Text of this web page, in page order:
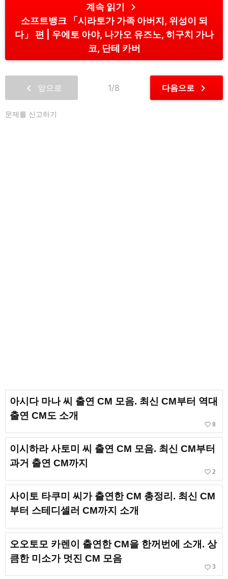
계속 읽기 chevron_right
소프트뱅크 「시라토가 가족 아버지, 위성이 되
다」 편
우에토 아야, 나가오 유즈노, 히구치 가나
코, 단테 카버
chevron_left 앞으로 1/8 다음으로 chevron_right
문제를 신고하기
아시다 마나 씨 출연 CM 모음. 최신 CM부터 역대
출연 CM도 소개
favorite_border 8
이시하라 사토미 씨 출연 CM 모음. 최신 CM부터
과거 출연 CM까지
favorite_border 2
사이토 타쿠미 씨가 출연한 CM 총정리. 최신 CM
부터 스테디셀러 CM까지 소개
오오토모 카렌이 출연한 CM을 한꺼번에 소개. 상
큼한 미소가 멋진 CM 모음
favorite_border 3